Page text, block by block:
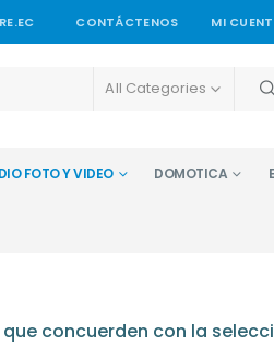
CONTÁCTENOS MI
All Categories
FOTO Y VIDEO DOMOTICA
concuerden con la